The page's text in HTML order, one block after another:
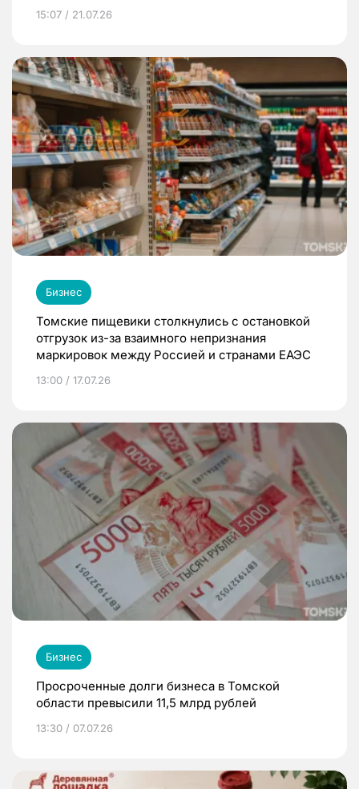
15:07 / 21.07.26
Бизнес
Томские пищевики столкнулись с остановкой
отгрузок из-за взаимного непризнания
маркировок между Россией и странами ЕАЭС
13:00 / 17.07.26
Бизнес
Просроченные долги бизнеса в Томской
области превысили 11,5 млрд рублей
13:30 / 07.07.26